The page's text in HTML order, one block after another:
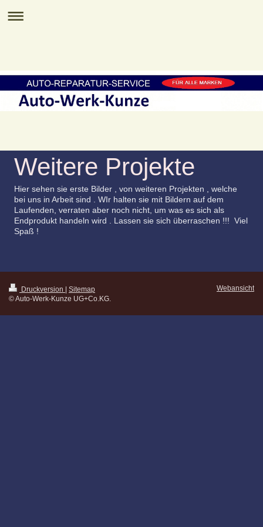
Weitere Projekte
Hier sehen sie erste Bilder , von weiteren Projekten , welche
bei uns in Arbeit sind . WIr halten sie mit Bildern auf dem
Laufenden, verraten aber noch nicht, um was es sich als
Endprodukt handeln wird . Lassen sie sich überraschen !!! Viel
Spaß !
Druckversion | Sitemap
© Auto-Werk-Kunze UG+Co.KG.
Webansicht